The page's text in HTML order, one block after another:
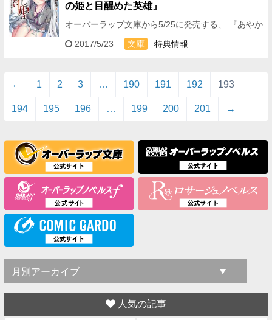
の姫と目醒めた英雄』
オーバーラップ文庫から5/25に発売する、 『あやか
し姫は愛されたい 1 氷の姫と目醒めた英雄』の特典
情報 をお伝えしますっ！ …
2017/5/23 文庫 特典情報
← 1 2 3 … 190 191 192 193
194 195 196 … 199 200 201 →
人気の記事